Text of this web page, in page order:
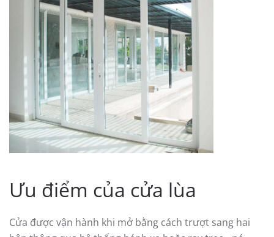
Ưu điểm của cửa lùa
Cửa được vận hành khi mở bằng cách trượt sang hai